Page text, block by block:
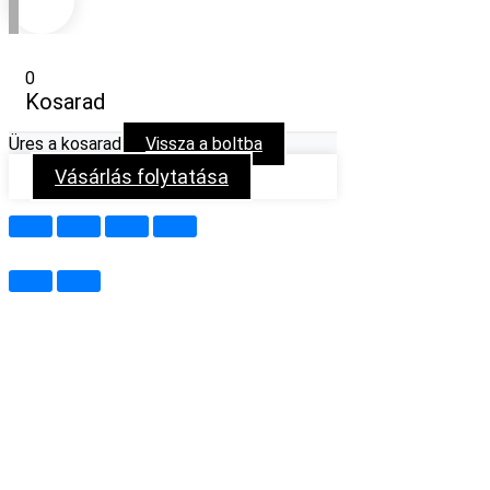
0
Kosarad
Üres a kosarad Vissza a boltba
Vásárlás folytatása